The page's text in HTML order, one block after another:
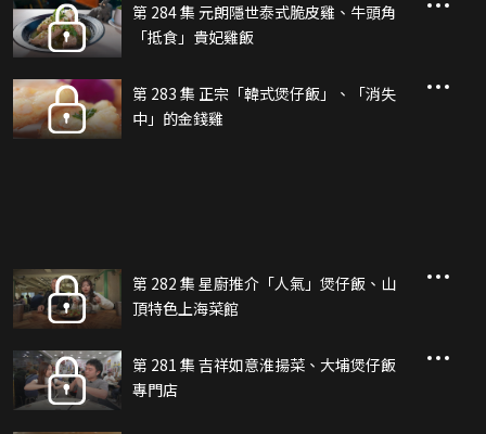
第 284 集 元朗隱世泰式脆皮雞、牛頭角
「抵食」貴妃雞飯
第 283 集 正宗「韓式煲仔飯」、「消失
中」的金錢雞
第 282 集 星廚推介「人氣」煲仔飯、山
頂特色上海菜館
第 281 集 吉祥如意淮揚菜、大埔煲仔飯
專門店